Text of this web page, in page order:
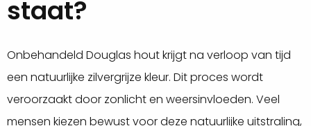
staat?
Onbehandeld Douglas hout krijgt na verloop van tijd
een natuurlijke zilvergrijze kleur. Dit proces wordt
veroorzaakt door zonlicht en weersinvloeden. Veel
mensen kiezen bewust voor deze natuurlijke uitstraling,